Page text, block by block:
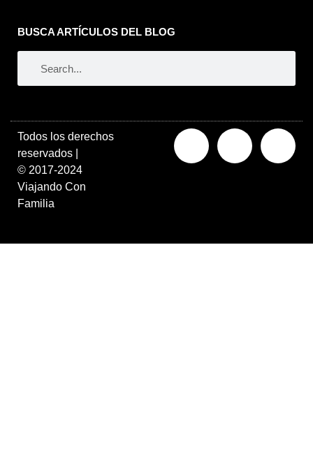
BUSCA ARTÍCULOS DEL BLOG
Todos los derechos
reservados |
© 2017-2024
Viajando Con
Familia